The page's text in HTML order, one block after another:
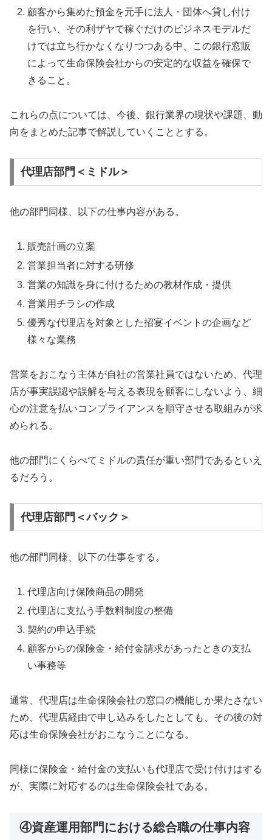
顧客から集めた預金を元手に法人・団体へ貸し付け
を行い、その利ザヤで稼ぐだけのビジネスモデルだ
けでは立ち行かなくなりつつある中、この銀行窓販
によって生命保険会社からの安定的な収益を確保で
きること。
これらの点については、今後、銀行業界の現状や課題、動
向をまとめた記事で解説していくこととする。
代理店部門＜ミドル＞
他の部門同様、以下の仕事内容がある。
販売計画の立案
営業担当者に対する研修
営業の知識を身に付けるための教材作成・提供
営業用チラシの作成
優秀な代理店を対象とした招宴イベントの企画など
様々な業務
営業をおこなう主体が自社の営業社員ではないため、代理
店が事実誤認や誤解を与える表現を顧客にしないよう、細
心の注意を払いコンプライアンスを順守させる取組みが求
められる。
他の部門にくらべてミドルの責任が重い部門であるといえ
るだろう。
代理店部門＜バック＞
他の部門同様、以下の仕事をする。
代理店向け保険商品の開発
代理店に支払う手数料制度の整備
契約の申込手続
顧客からの保険金・給付金請求があったときの支払
い事務等
通常、代理店は生命保険会社の窓口の機能しか果たさない
ため、代理店経由で申し込みをしたとしても、その後の対
応は生命保険会社がおこなうことになる。
同様に保険金・給付金の支払いも代理店で受け付けはする
が、実際に対応するのは生命保険会社である。
④資産運用部門における総合職の仕事内容